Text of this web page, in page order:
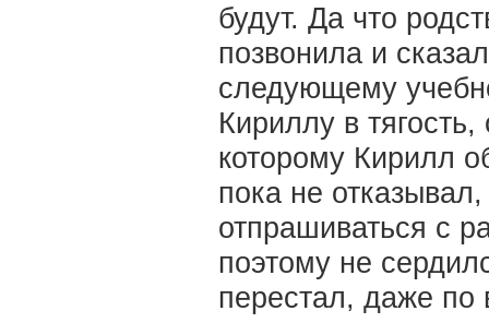
будут. Да что
позвонила и
следующему
Кириллу в
которому Кирилл
пока не
отпрашиваться с
поэтому не
перестал, даже